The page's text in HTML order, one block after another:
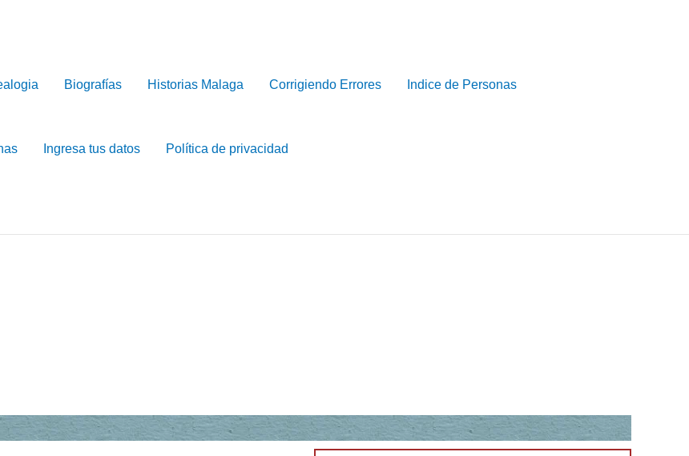
Biografías Historias Malaga Corrigiendo Errores Indice de Personas
Ingresa tus datos Política de privacidad